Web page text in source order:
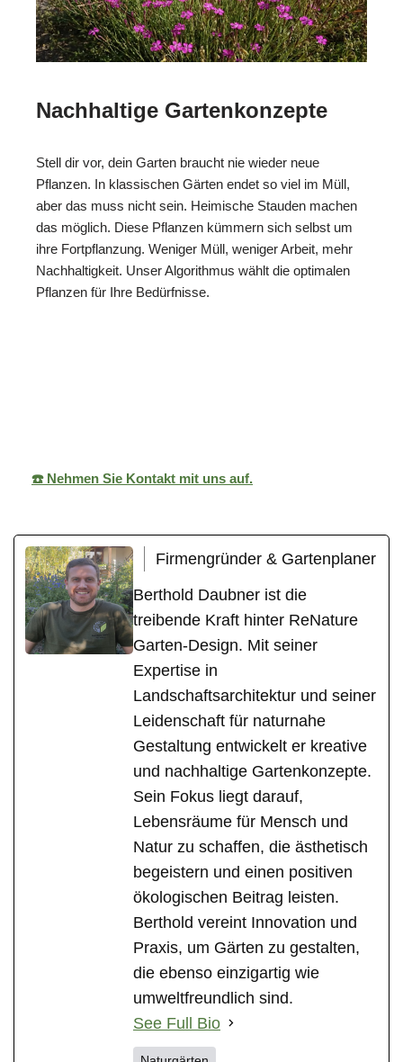
Nachhaltige Gartenkonzepte
Stell dir vor, dein Garten braucht nie wieder neue
Pflanzen. In klassischen Gärten endet so viel im Müll,
aber das muss nicht sein. Heimische Stauden machen
das möglich. Diese Pflanzen kümmern sich selbst um
ihre Fortpflanzung. Weniger Müll, weniger Arbeit, mehr
Nachhaltigkeit. Unser Algorithmus wählt die optimalen
Pflanzen für Ihre Bedürfnisse.
☎️ Nehmen Sie Kontakt mit uns auf.
Firmengründer & Gartenplaner
Berthold Daubner ist die
treibende Kraft hinter ReNature
Garten-Design. Mit seiner
Expertise in
Landschaftsarchitektur und seiner
Leidenschaft für naturnahe
Gestaltung entwickelt er kreative
und nachhaltige Gartenkonzepte.
Sein Fokus liegt darauf,
Lebensräume für Mensch und
Natur zu schaffen, die ästhetisch
begeistern und einen positiven
ökologischen Beitrag leisten.
Berthold vereint Innovation und
Praxis, um Gärten zu gestalten,
die ebenso einzigartig wie
umweltfreundlich sind.
See Full Bio